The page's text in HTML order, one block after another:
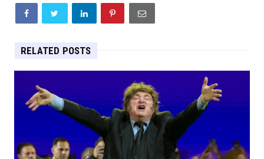
RELATED POSTS